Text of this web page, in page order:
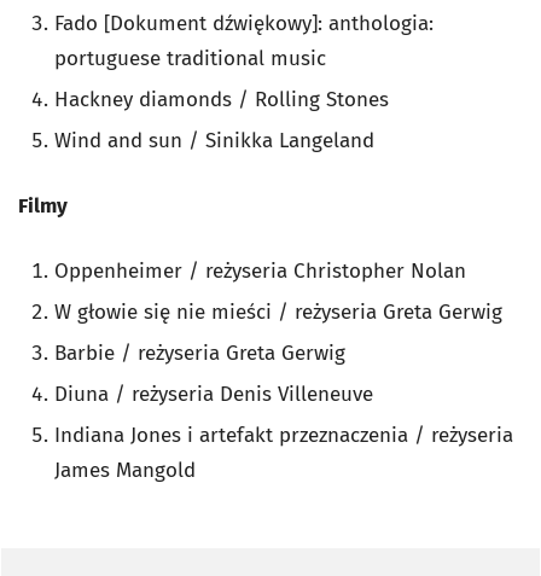
Fado [Dokument dźwiękowy]: anthologia:
portuguese traditional music
Hackney diamonds / Rolling Stones
Wind and sun / Sinikka Langeland
Filmy
Oppenheimer / reżyseria Christopher Nolan
W głowie się nie mieści / reżyseria Greta Gerwig
Barbie / reżyseria Greta Gerwig
Diuna / reżyseria Denis Villeneuve
Indiana Jones i artefakt przeznaczenia / reżyseria
James Mangold